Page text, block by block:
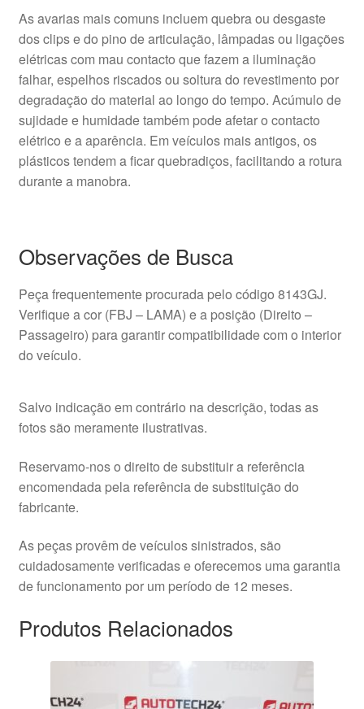
As avarias mais comuns incluem quebra ou desgaste
dos clips e do pino de articulação, lâmpadas ou ligações
elétricas com mau contacto que fazem a iluminação
falhar, espelhos riscados ou soltura do revestimento por
degradação do material ao longo do tempo. Acúmulo de
sujidade e humidade também pode afetar o contacto
elétrico e a aparência. Em veículos mais antigos, os
plásticos tendem a ficar quebradiços, facilitando a rotura
durante a manobra.
Observações de Busca
Peça frequentemente procurada pelo código 8143GJ.
Verifique a cor (FBJ – LAMA) e a posição (Direito –
Passageiro) para garantir compatibilidade com o interior
do veículo.
Salvo indicação em contrário na descrição, todas as
fotos são meramente ilustrativas.
Reservamo-nos o direito de substituir a referência
encomendada pela referência de substituição do
fabricante.
As peças provêm de veículos sinistrados, são
cuidadosamente verificadas e oferecemos uma garantia
de funcionamento por um período de 12 meses.
Produtos Relacionados